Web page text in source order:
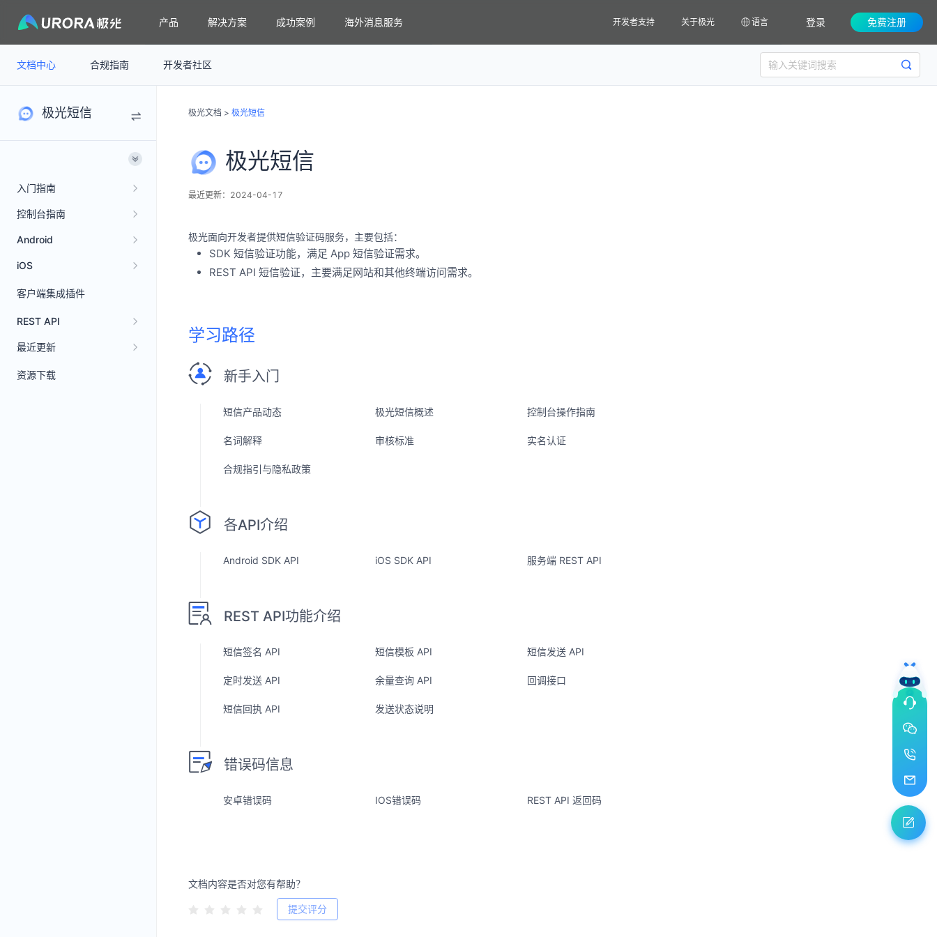
产品 解决方案 成功案例 海外消息服务 开发者支持 关于极光 语言 登录 免费注册
文档中心 合规指南 开发者社区
极光短信
入门指南
控制台指南
Android
iOS
客户端集成插件
REST API
最近更新
资源下载
极光文档 > 极光短信
极光短信
最近更新：2024-04-17
极光面向开发者提供短信验证码服务，主要包括：
SDK 短信验证功能，满足 App 短信验证需求。
REST API 短信验证，主要满足网站和其他终端访问需求。
学习路径
新手入门
短信产品动态 极光短信概述 控制台操作指南
名词解释 审核标准 实名认证
合规指引与隐私政策
各API介绍
Android SDK API iOS SDK API 服务端 REST API
REST API功能介绍
短信签名 API 短信模板 API 短信发送 API
定时发送 API 余量查询 API 回调接口
短信回执 API 发送状态说明
错误码信息
安卓错误码 IOS错误码 REST API 返回码
文档内容是否对您有帮助？
提交评分